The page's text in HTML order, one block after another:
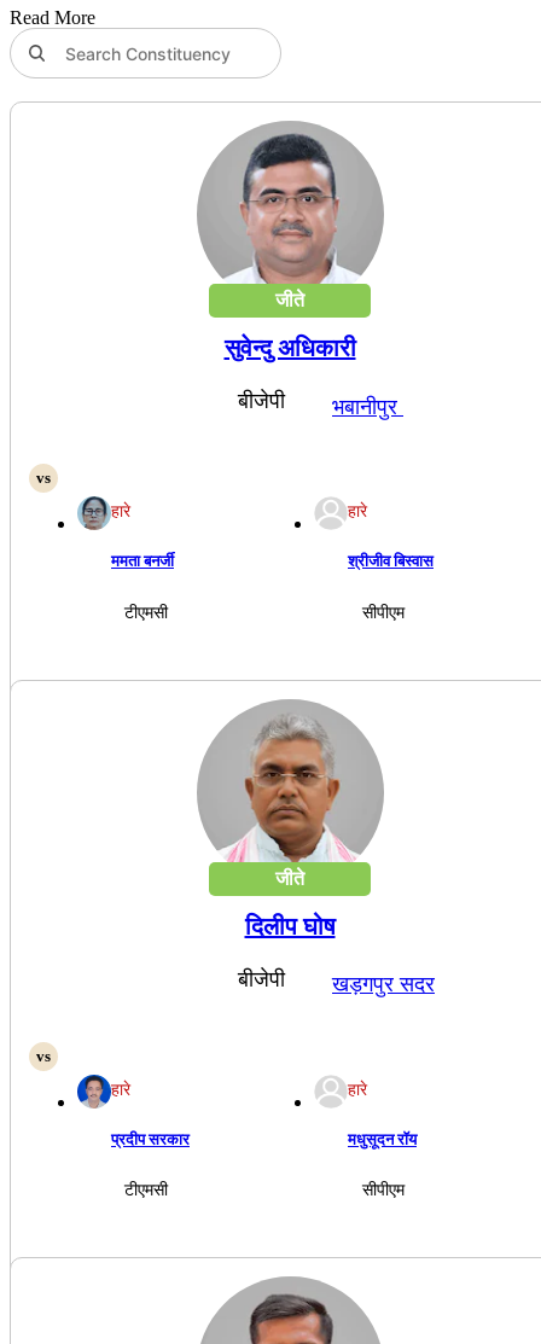
Read More
जीते
सुवेन्दु अधिकारी
बीजेपी भबानीपुर
हारे
ममता बनर्जी
टीएमसी
हारे
श्रीजीव बिस्वास
सीपीएम
जीते
दिलीप घोष
बीजेपी खड़गपुर सदर
हारे
प्रदीप सरकार
टीएमसी
हारे
मधुसूदन रॉय
सीपीएम